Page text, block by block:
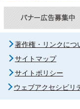
著作権・リンクにつ
サイトマップ
サイトポリシー
ウェブアクセシビリ